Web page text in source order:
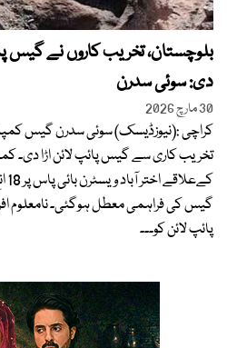
بلوچستان، تخریب کاروں نے گیس
دی: سوئی سدرن
30 مارچ 2026
کراچی :(نیوزڈیسک) سوئی سدرن گیس
تخریب کاری سے گیس پائپ لائن اڑا دی۔
گیس کی فراہمی معطل ہوگئی۔ نامعلوم
پائپ لائن کو۔۔۔